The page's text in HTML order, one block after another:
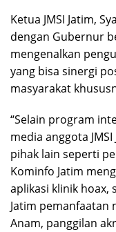
Ketua JMSI Jatim,
dengan Gubernur
mengenalkan
yang bisa sinergi
masyarakat
“Selain program
media anggota
pihak lain seperti
Kominfo Jatim
aplikasi klinik hoax,
Jatim pemanfaatan
Anam, panggilan